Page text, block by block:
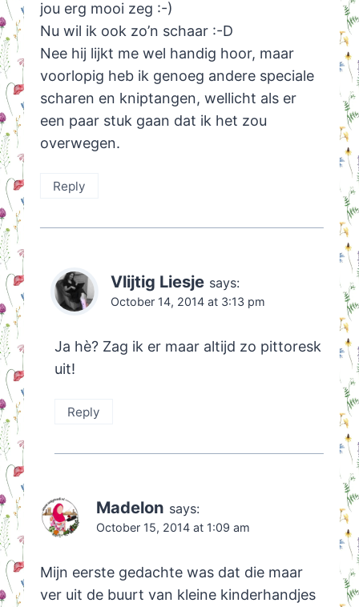
jou erg mooi zeg :-)
Nu wil ik ook zo’n schaar :-D
Nee hij lijkt me wel handig hoor, maar
voorlopig heb ik genoeg andere speciale
scharen en kniptangen, wellicht als er
een paar stuk gaan dat ik het zou
overwegen.
Reply
Vlijtig Liesje says:
October 14, 2014 at 3:13 pm
Ja hè? Zag ik er maar altijd zo pittoresk
uit!
Reply
Madelon says:
October 15, 2014 at 1:09 am
Mijn eerste gedachte was dat die maar
ver uit de buurt van kleine kinderhandjes